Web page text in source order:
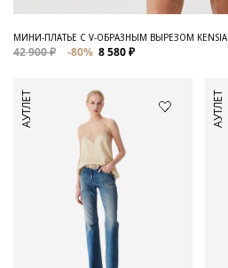
МИНИ-ПЛАТЬЕ С V-ОБРАЗНЫМ ВЫРЕЗОМ KENSIA
42 900 ₽ -80% 8 580 ₽
АУТЛЕТ АУТЛЕТ